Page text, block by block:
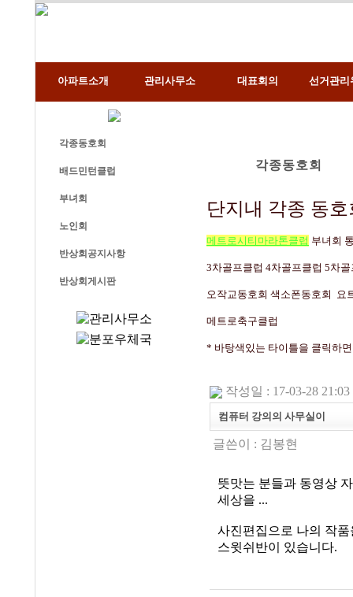
아파트소개 관리사무소 대표회의 선거관리
각종동호회
배드민턴클럽
부녀회
노인회
반상회공지사항
반상회게시판
각종동호회
단지내 각종 동
메트로시티마라톤클럽 부녀회
3차골프클럽 4차골프클럽 5차
오작교동호회 색소폰동호회 요
메트로축구클럽
* 바탕색있는 타이틀을 클릭하
작성일 : 17-03-28 21:03
컴퓨터 강의의 사무실이
글쓴이 : 김봉현
뜻맛는 분들과 동영상
세상을 ...
사진편집으로 나의 작품
스윗쉬반이 있습니다.